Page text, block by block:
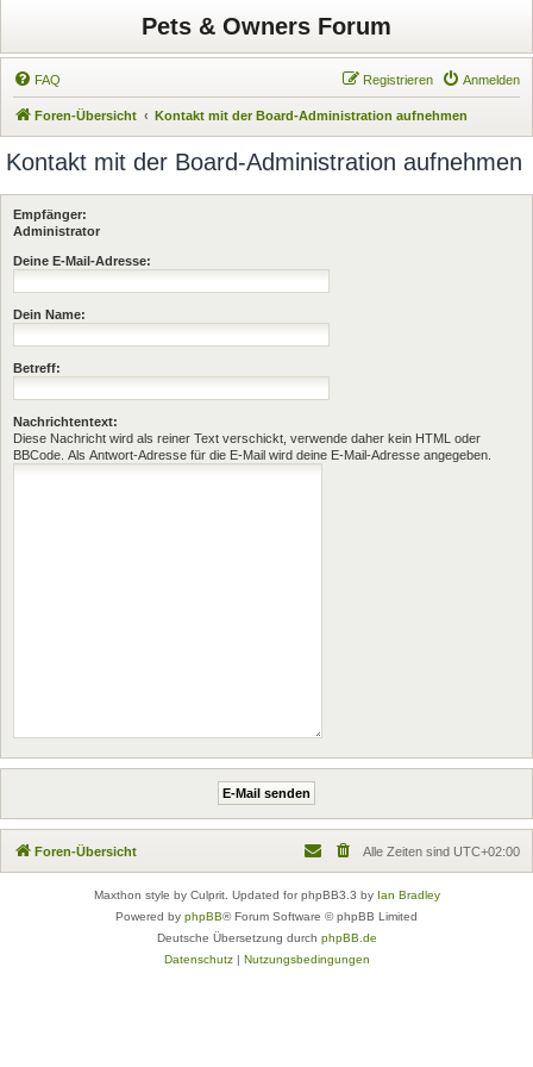
Pets & Owners Forum
FAQ Anmelden
Registrieren
Foren-Übersicht Kontakt mit der Board-Administration aufnehmen
Kontakt mit der Board-Administration aufnehmen
Empfänger:
Administrator
Deine E-Mail-Adresse:
Dein Name:
Betreff:
Nachrichtentext:
Diese Nachricht wird als reiner Text verschickt, verwende daher kein HTML oder
BBCode. Als Antwort-Adresse für die E-Mail wird deine E-Mail-Adresse angegeben.
Foren-Übersicht Alle Zeiten sind UTC+02:00
Maxthon style by Culprit. Updated for phpBB3.3 by Ian Bradley
Powered by phpBB® Forum Software © phpBB Limited
Deutsche Übersetzung durch phpBB.de
Datenschutz| Nutzungsbedingungen